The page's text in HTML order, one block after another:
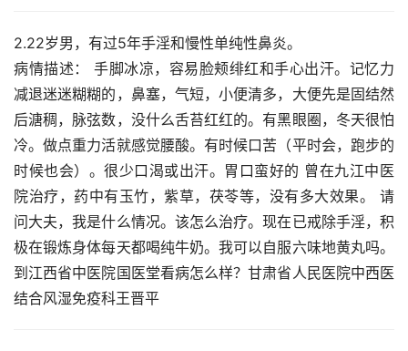
2.22岁男，有过5年手淫和慢性单纯性鼻炎。
病情描述： 手脚冰凉，容易脸颊绯红和手心出汗。记忆力
减退迷迷糊糊的，鼻塞，气短，小便清多，大便先是固结然
后溏稠，脉弦数，没什么舌苔红红的。有黑眼圈，冬天很怕
冷。做点重力活就感觉腰酸。有时候口苦（平时会，跑步的
时候也会）。很少口渴或出汗。胃口蛮好的 曾在九江中医
院治疗，药中有玉竹，紫草，茯苓等，没有多大效果。 请
问大夫，我是什么情况。该怎么治疗。现在已戒除手淫，积
极在锻炼身体每天都喝纯牛奶。我可以自服六味地黄丸吗。
到江西省中医院国医堂看病怎么样？甘肃省人民医院中西医
结合风湿免疫科王晋平